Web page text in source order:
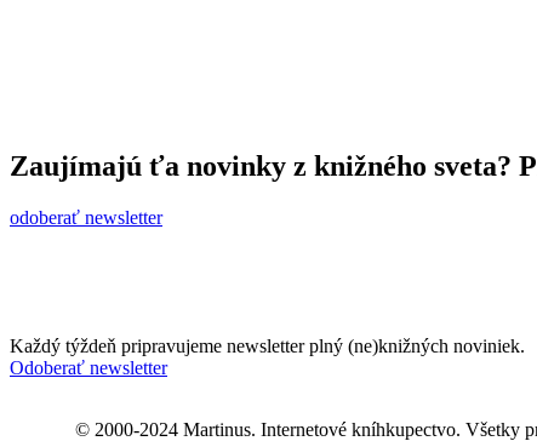
Zaujímajú ťa novinky z knižného sveta?
odoberať newsletter
Každý týždeň pripravujeme newsletter plný (ne)knižných noviniek.
Odoberať newsletter
© 2000-2024 Martinus. Internetové kníhkupectvo. Všetky